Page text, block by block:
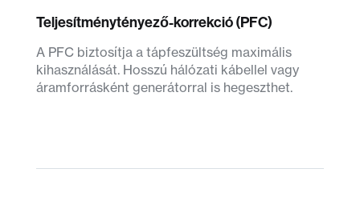
Teljesítménytényező-korrekció (PFC)
A PFC biztosítja a tápfeszültség maximális
kihasználását. Hosszú hálózati kábellel vagy
áramforrásként generátorral is hegeszthet.